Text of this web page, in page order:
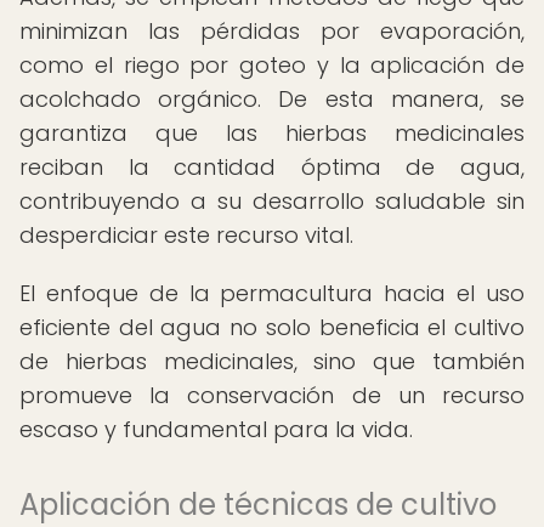
minimizan las pérdidas por evaporación,
como el riego por goteo y la aplicación de
acolchado orgánico. De esta manera, se
garantiza que las hierbas medicinales
reciban la cantidad óptima de agua,
contribuyendo a su desarrollo saludable sin
desperdiciar este recurso vital.
El enfoque de la permacultura hacia el uso
eficiente del agua no solo beneficia el cultivo
de hierbas medicinales, sino que también
promueve la conservación de un recurso
escaso y fundamental para la vida.
Aplicación de técnicas de cultivo